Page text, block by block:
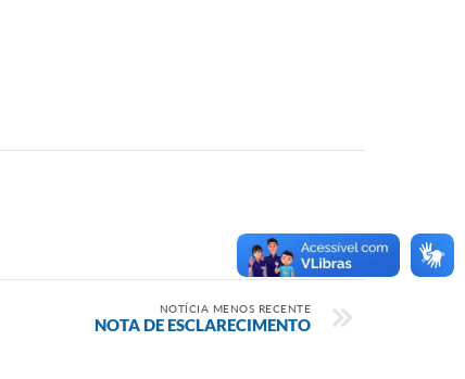
NOTÍCIA MENOS RECENTE
NOTA DE ESCLARECIMENTO